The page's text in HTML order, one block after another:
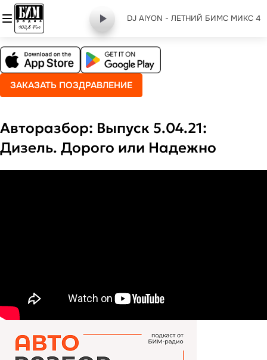
DJ AIYON - ЛЕТНИЙ БИМС МИКС 4
ЗАКАЗАТЬ ПОЗДРАВЛЕНИЕ
Авторазбор: Выпуск 5.04.21:
Дизель. Дорого или Надежно